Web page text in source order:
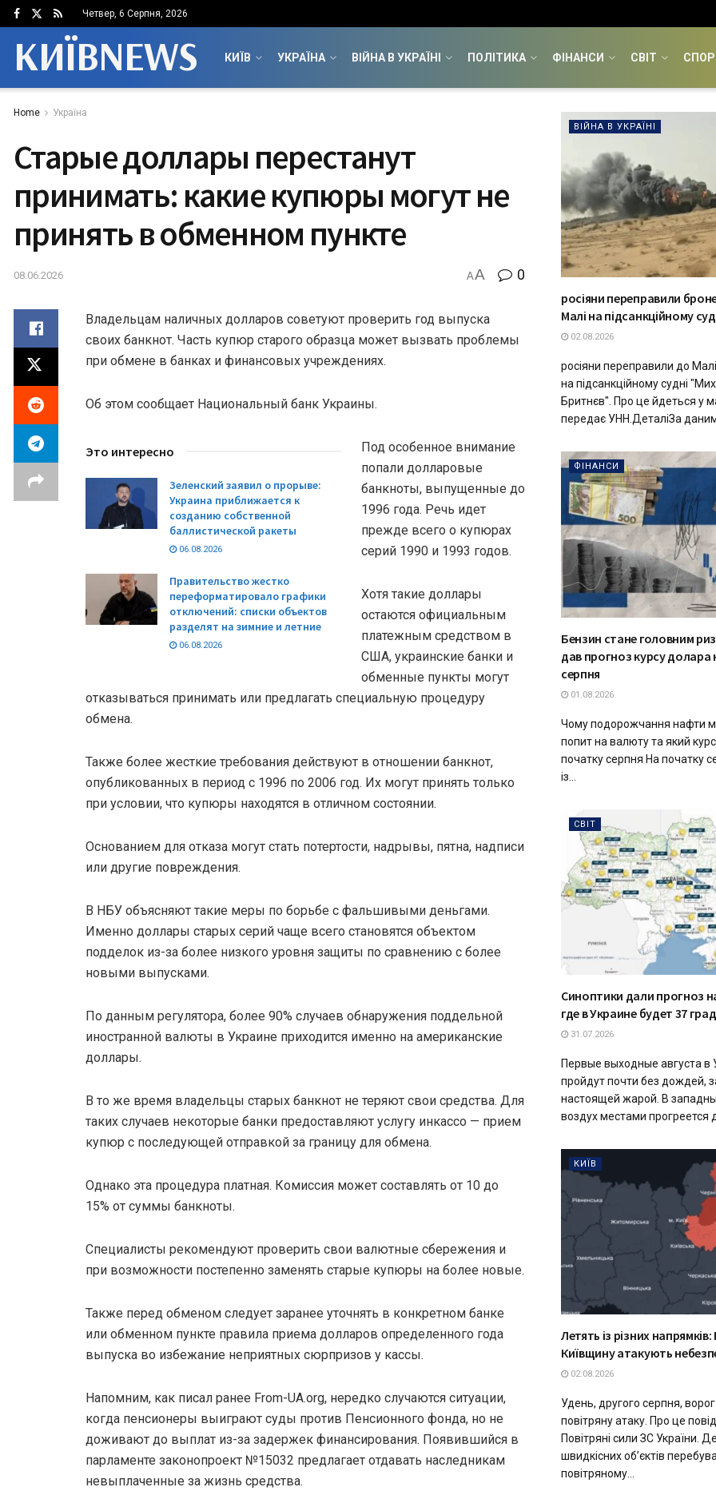
Четвер, 6 Серпня, 2026
КИЇВNEWS КИЇВ УКРАЇНА ВІЙНА В УКРАЇНІ ПОЛІТИКА ФІНАНСИ СВІТ
Home Україна
Старые доллары перестанут
принимать: какие купюры могут не
принять в обменном пункте
08.06.2026 AA 0
Владельцам наличных долларов советуют проверить год выпуска
своих банкнот. Часть купюр старого образца может вызвать проблемы
при обмене в банках и финансовых учреждениях.
Об этом сообщает Национальный банк Украины.
Это интересно
Зеленский заявил о прорыве:
Украина приближается к
созданию собственной
баллистической ракеты
06.08.2026
Правительство жестко
переформатировало графики
отключений: списки объектов
разделят на зимние и летние
06.08.2026
Под особенное внимание
попали долларовые
банкноты, выпущенные до
1996 года. Речь идет
прежде всего о купюрах
серий 1990 и 1993 годов.
Хотя такие доллары
остаются официальным
платежным средством в
США, украинские банки и
обменные пункты могут
отказываться принимать или предлагать специальную процедуру
обмена.
Также более жесткие требования действуют в отношении банкнот,
опубликованных в период с 1996 по 2006 год. Их могут принять только
при условии, что купюры находятся в отличном состоянии.
Основанием для отказа могут стать потертости, надрывы, пятна, надписи
или другие повреждения.
В НБУ объясняют такие меры по борьбе с фальшивыми деньгами.
Именно доллары старых серий чаще всего становятся объектом
подделок из-за более низкого уровня защиты по сравнению с более
новыми выпусками.
По данным регулятора, более 90% случаев обнаружения поддельной
иностранной валюты в Украине приходится именно на американские
доллары.
В то же время владельцы старых банкнот не теряют свои средства. Для
таких случаев некоторые банки предоставляют услугу инкассо — прием
купюр с последующей отправкой за границу для обмена.
Однако эта процедура платная. Комиссия может составлять от 10 до
15% от суммы банкноты.
Специалисты рекомендуют проверить свои валютные сбережения и
при возможности постепенно заменять старые купюры на более новые.
Также перед обменом следует заранее уточнять в конкретном банке
или обменном пункте правила приема долларов определенного года
выпуска во избежание неприятных сюрпризов у ​​кассы.
Напомним, как писал ранее From-UA.org, нередко случаются ситуации,
когда пенсионеры выиграют суды против Пенсионного фонда, но не
доживают до выплат из-за задержек финансирования. Появившийся в
парламенте законопроект №15032 предлагает отдавать наследникам
невыплаченные за жизнь средства.
ВІЙНА В УКРАЇНІ
росіяни переправили
Малі на підсанкційному
02.08.2026
росіяни переправили до
на підсанкційному судні
Бритнєв". Про це йдеться у
передає УНН.ДеталіЗа
ФІНАНСИ
Бензин стане головним
дав прогноз курсу долара
серпня
01.08.2026
Чому подорожчання нафти
попит на валюту та який курс
початку серпня На початку
із...
СВІТ
Синоптики дали прогноз
где в Украине будет 37
31.07.2026
Первые выходные августа в
пройдут почти без дождей,
настоящей жарой. В
воздух местами прогреется
КИЇВ
Летять із різних напрямків:
Київщину атакують
02.08.2026
Удень, другого серпня,
повітряну атаку. Про це
Повітряні сили ЗС України.
швидкісних об’єктів
повітряному...